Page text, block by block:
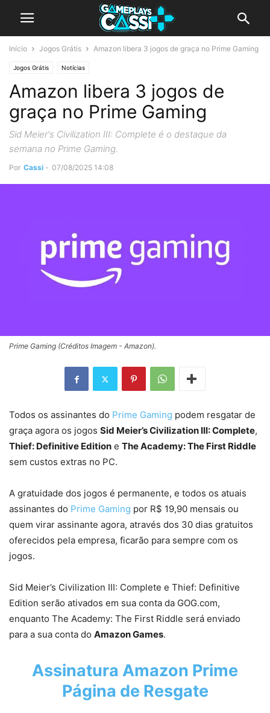
Início Jogos Grátis Amazon libera 3 jogos de graça no Prime Gaming
Jogos Grátis Notícias
Amazon libera 3 jogos de
graça no Prime Gaming
Sid Meier's Civilization III: Complete é o destaque da
semana no Prime Gaming.
Por Cassi - 07/08/2025 14:08
Prime Gaming (Créditos Imagem - Amazon).
Todos os assinantes do Prime Gaming podem resgatar de
graça agora os jogos Sid Meier’s Civilization III: Complete,
Thief: Definitive Edition e The Academy: The First Riddle
sem custos extras no PC.
A gratuidade dos jogos é permanente, e todos os atuais
assinantes do Prime Gaming por R$ 19,90 mensais ou
quem virar assinante agora, através dos 30 dias gratuitos
oferecidos pela empresa, ficarão para sempre com os
jogos.
Sid Meier’s Civilization III: Complete e Thief: Definitive
Edition serão ativados em sua conta da GOG.com,
enquanto The Academy: The First Riddle será enviado
para a sua conta do Amazon Games.
Assinatura Amazon Prime
Página de Resgate